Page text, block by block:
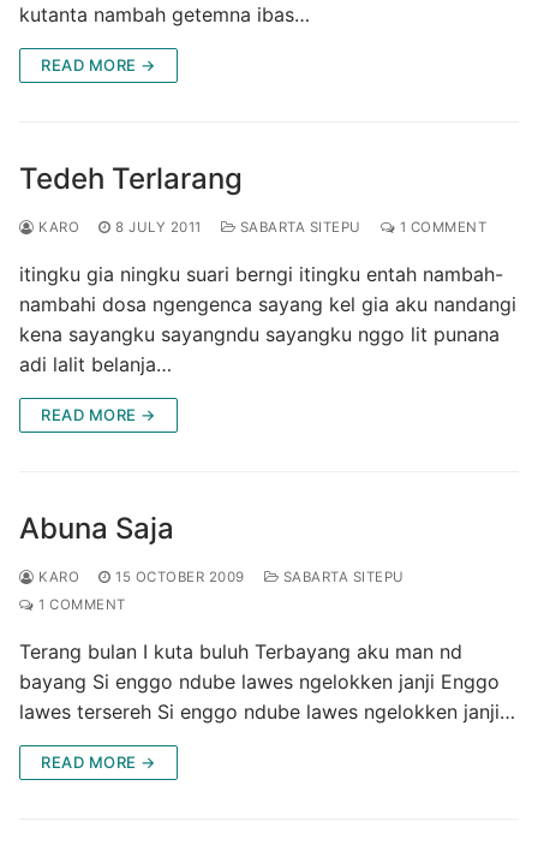
kutanta nambah getemna ibas…
READ MORE →
Tedeh Terlarang
KARO 8 JULY 2011 SABARTA SITEPU 1 COMMENT
itingku gia ningku suari berngi itingku entah nambah-
nambahi dosa ngengenca sayang kel gia aku nandangi
kena sayangku sayangndu sayangku nggo lit punana
adi lalit belanja…
READ MORE →
Abuna Saja
KARO 15 OCTOBER 2009
SABARTA SITEPU
1 COMMENT
Terang bulan I kuta buluh Terbayang aku man nd
bayang Si enggo ndube lawes ngelokken janji Enggo
lawes tersereh Si enggo ndube lawes ngelokken janji…
READ MORE →